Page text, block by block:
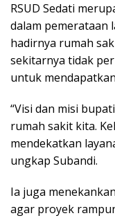
RSUD Sedati
dalam pemerataan
hadirnya rumah
sekitarnya tidak
untuk
“Visi dan misi
rumah sakit kita.
mendekatkan
ungkap Subandi.
Ia juga
agar proyek